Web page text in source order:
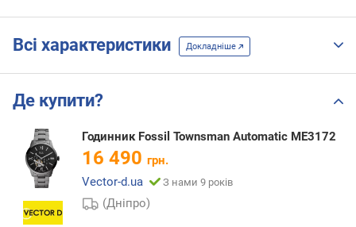
Всі характеристики Докладніше
Де купити?
Годинник Fossil Townsman Automatic ME3172
16 490 грн.
Vector-d.ua
З нами 9 років
(Дніпро)